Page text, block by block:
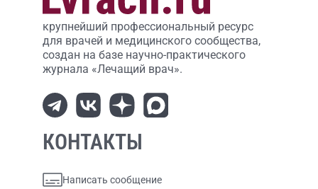
крупнейший профессиональный ресурс
для врачей и медицинского сообщества,
создан на базе научно-практического
журнала «Лечащий врач».
КОНТАКТЫ
Написать сообщение